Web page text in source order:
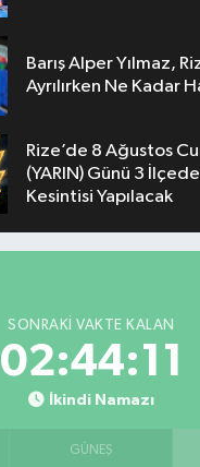
Barış Alper Yılmaz,
Ayrılırken Ne Kadar
Rize’de 8 Ağustos
(YARIN) Günü 3 İlçede Planlı Elektrik
Kesintisi Yapılacak
SONRAKI VAKTE KALAN
02:44:10
İkindi Namazı
GÜNEŞ